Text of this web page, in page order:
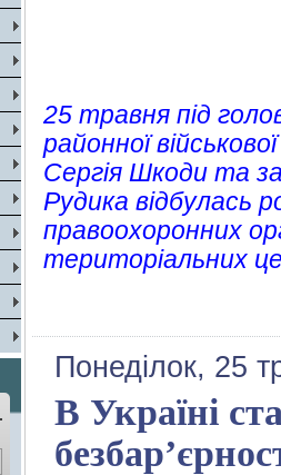
25 травня під
районної
Сергія Шкоди та
Рудика відбулась
правоохоронних
територіальних
Понеділок, 25
В Україні